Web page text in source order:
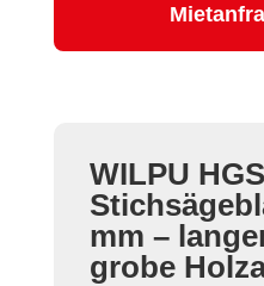
WILPU
mm –
grobe